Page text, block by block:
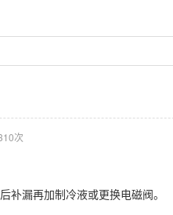
次
漏再加制冷液或更换电磁阀。